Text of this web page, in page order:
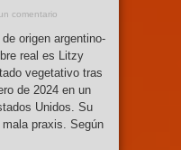
comentario
origen argentino-
real es Litzy
vegetativo tras
de 2024 en un
Unidos. Su
praxis. Según